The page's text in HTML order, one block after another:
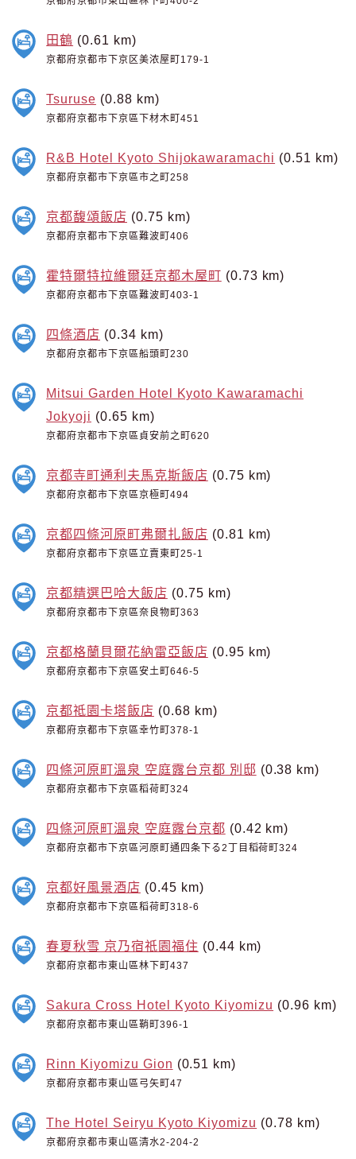
田鶴 (0.61 km)
京都府京都市下京区美浓屋町179-1
Tsuruse (0.88 km)
京都府京都市下京區下材木町451
R&B Hotel Kyoto Shijokawaramachi (0.51 km)
京都府京都市下京區市之町258
京都馥頌飯店 (0.75 km)
京都府京都市下京區難波町406
霍特爾特拉維爾廷京都木屋町 (0.73 km)
京都府京都市下京區難波町403-1
四條酒店 (0.34 km)
京都府京都市下京區船頭町230
Mitsui Garden Hotel Kyoto Kawaramachi
Jokyoji (0.65 km)
京都府京都市下京區貞安前之町620
京都寺町通利夫馬克斯飯店 (0.75 km)
京都府京都市下京區京極町494
京都四條河原町弗爾扎飯店 (0.81 km)
京都府京都市下京區立賣東町25-1
京都精選巴哈大飯店 (0.75 km)
京都府京都市下京區奈良物町363
京都格蘭貝爾花納雷亞飯店 (0.95 km)
京都府京都市下京區安土町646-5
京都祗園卡塔飯店 (0.68 km)
京都府京都市下京區幸竹町378-1
四條河原町溫泉 空庭露台京都 別邸 (0.38 km)
京都府京都市下京區稻荷町324
四條河原町溫泉 空庭露台京都 (0.42 km)
京都府京都市下京區河原町通四条下る2丁目稻荷町324
京都好風景酒店 (0.45 km)
京都府京都市下京區稻荷町318-6
春夏秋雪 京乃宿祇園福住 (0.44 km)
京都府京都市東山區林下町437
Sakura Cross Hotel Kyoto Kiyomizu (0.96 km)
京都府京都市東山區鞘町396-1
Rinn Kiyomizu Gion (0.51 km)
京都府京都市東山區弓矢町47
The Hotel Seiryu Kyoto Kiyomizu (0.78 km)
京都府京都市東山區清水2-204-2